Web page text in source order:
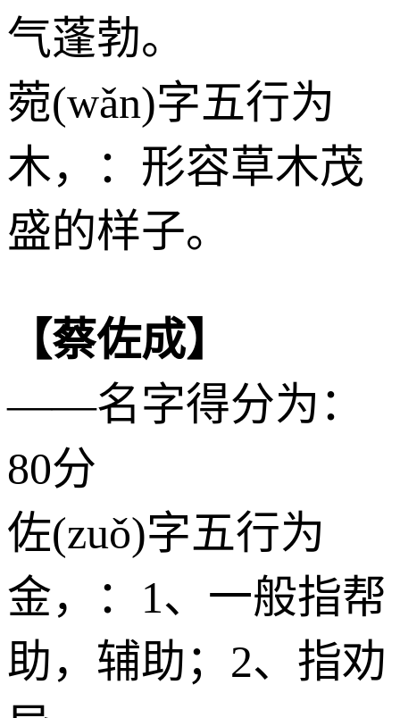
气蓬勃。
菀(wǎn)字五行为
木，：形容草木茂
盛的样子。
【蔡佐成】
——名字得分为：
80分
佐(zuǒ)字五行为
金，：1、一般指帮
助，辅助；2、指劝